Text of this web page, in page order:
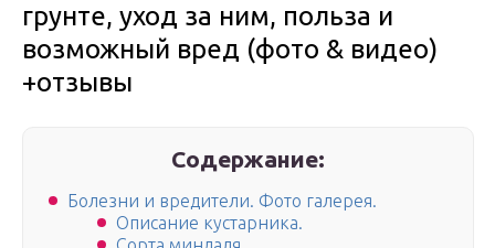
грунте, уход за ним, польза и
возможный вред (фото & видео)
+отзывы
Содержание:
Болезни и вредители. Фото галерея.
Описание кустарника.